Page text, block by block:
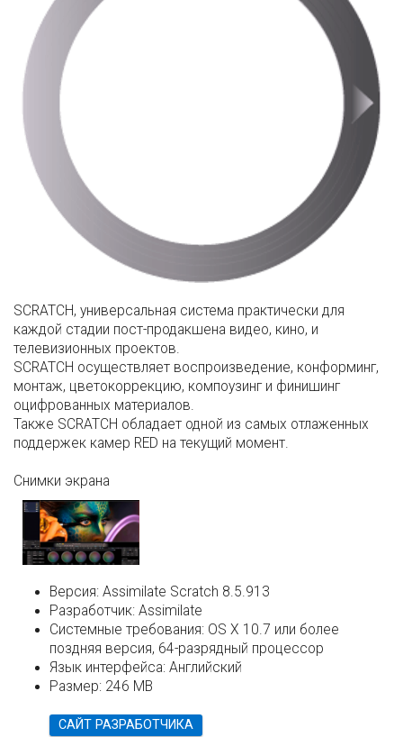
SCRATCH, универсальная система практически для
каждой стадии пост-продакшена видео, кино, и
телевизионных проектов.
SCRATCH осуществляет воспроизведение, конформинг,
монтаж, цветокоррекцию, компоузинг и финишинг
оцифрованных материалов.
Также SCRATCH обладает одной из самых отлаженных
поддержек камер RED на текущий момент.
Снимки экрана
Версия: Assimilate Scratch 8.5.913
Разработчик: Assimilate
Системные требования: OS X 10.7 или более
поздняя версия, 64-разрядный процессор
Язык интерфейса: Английский
Размер: 246 MB
САЙТ РАЗРАБОТЧИКА